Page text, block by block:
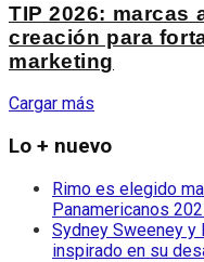
TIP 2026: marcas
creación para
marketing
Cargar más
Lo + nuevo
Rimo es elegido
Panamericanos
Sydney Sweeney y
inspirado en su